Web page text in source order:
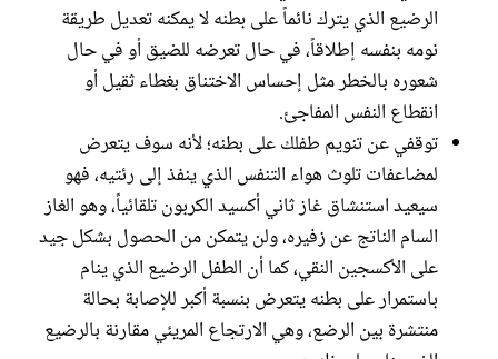
الرضيع الذي يترك نائماً على بطنه لا يمكنه تعديل طريقة
نومه بنفسه إطلاقاً، في حال تعرضه للضيق أو في حال
شعوره بالخطر مثل إحساس الاختناق بغطاء ثقيل أو
انقطاع النفس المفاجئ.
توقفي عن تنويم طفلك على بطنه؛ لأنه سوف يتعرض
لمضاعفات تلوث هواء التنفس الذي ينفذ إلى رئتيه، فهو
سيعيد استنشاق غاز ثاني أكسيد الكربون تلقائياً، وهو الغاز
السام الناتج عن زفيره، ولن يتمكن من الحصول بشكل جيد
على الأكسجين النقي، كما أن الطفل الرضيع الذي ينام
باستمرار على بطنه يتعرض بنسبة أكبر للإصابة بحالة
منتشرة بين الرضع، وهي الارتجاع المريئي مقارنة بالرضيع